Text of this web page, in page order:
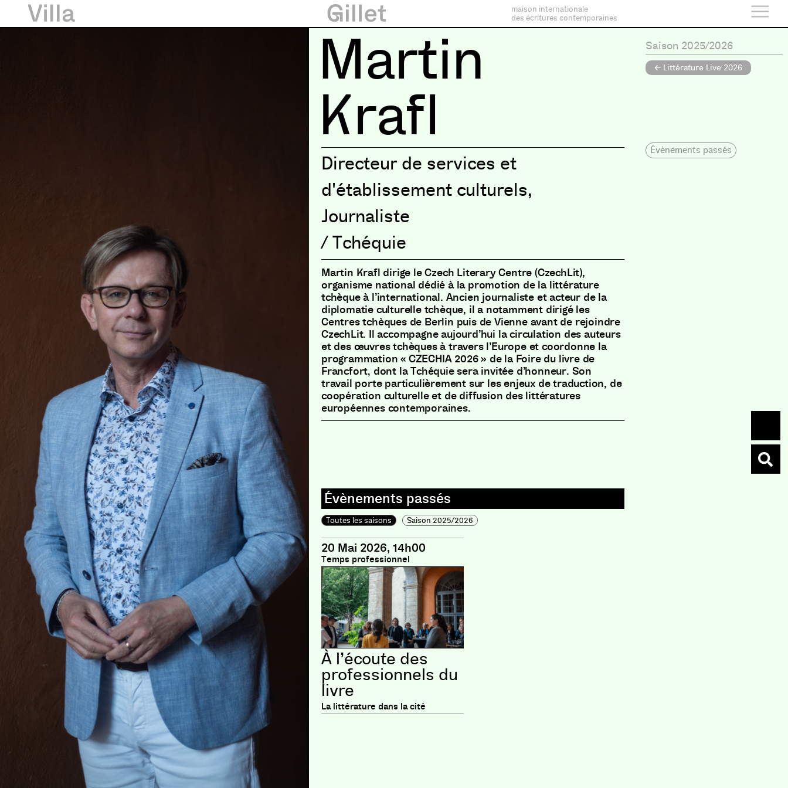
maison internationale
des écritures contemporaines
Martin
Krafl
Directeur de services et
d'établissement culturels,
Journaliste
/ Tchéquie
Martin Krafl dirige le Czech Literary Centre (CzechLit),
organisme national dédié à la promotion de la littérature
tchèque à l’international. Ancien journaliste et acteur de la
diplomatie culturelle tchèque, il a notamment dirigé les
Centres tchèques de Berlin puis de Vienne avant de rejoindre
CzechLit. Il accompagne aujourd’hui la circulation des auteurs
et des œuvres tchèques à travers l’Europe et coordonne la
programmation « CZECHIA 2026 » de la Foire du livre de
Francfort, dont la Tchéquie sera invitée d’honneur. Son
travail porte particulièrement sur les enjeux de traduction, de
coopération culturelle et de diffusion des littératures
européennes contemporaines.
Toutes les saisons Saison 2025/2026
20 Mai 2026, 14h00
Temps professionnel
À l’écoute des
professionnels du
livre
La littérature dans la cité
Saison 2025/2026
← Littérature Live 2026
Évènements passés